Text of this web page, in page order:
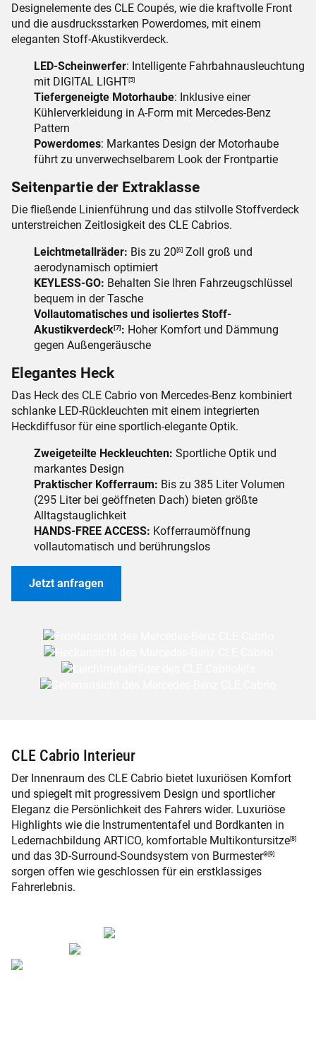
Designelemente des CLE Coupés, wie die kraftvolle Front
und die ausdrucksstarken Powerdomes, mit einem
eleganten Stoff-Akustikverdeck.
LED-Scheinwerfer: Intelligente Fahrbahnausleuchtung
mit DIGITAL LIGHT[5]
Tiefergeneigte Motorhaube: Inklusive einer
Kühlerverkleidung in A-Form mit Mercedes-Benz
Pattern
Powerdomes: Markantes Design der Motorhaube
führt zu unverwechselbarem Look der Frontpartie
Seitenpartie der Extraklasse
Die fließende Linienführung und das stilvolle Stoffverdeck
unterstreichen Zeitlosigkeit des CLE Cabrios.
Leichtmetallräder: Bis zu 20 [6] Zoll groß und
aerodynamisch optimiert
KEYLESS-GO: Behalten Sie Ihren Fahrzeugschlüssel
bequem in der Tasche
Vollautomatisches und isoliertes Stoff-
Akustikverdeck[7] : Hoher Komfort und Dämmung
gegen Außengeräusche
Elegantes Heck
Das Heck des CLE Cabrio von Mercedes-Benz kombiniert
schlanke LED-Rückleuchten mit einem integrierten
Heckdiffusor für eine sportlich-elegante Optik.
Zweigeteilte Heckleuchten: Sportliche Optik und
markantes Design
Praktischer Kofferraum: Bis zu 385 Liter Volumen
(295 Liter bei geöffneten Dach) bieten größte
Alltagstauglichkeit
HANDS-FREE ACCESS: Kofferraumöffnung
vollautomatisch und berührungslos
Jetzt anfragen
CLE Cabrio Interieur
Der Innenraum des CLE Cabrio bietet luxuriösen Komfort
und spiegelt mit progressivem Design und sportlicher
Eleganz die Persönlichkeit des Fahrers wider. Luxuriöse
Highlights wie die Instrumententafel und Bordkanten in
Ledernachbildung ARTICO, komfortable Multikontursitze[8]
und das 3D-Surround-Soundsystem von Burmester®[9]
sorgen offen wie geschlossen für ein erstklassiges
Fahrerlebnis.